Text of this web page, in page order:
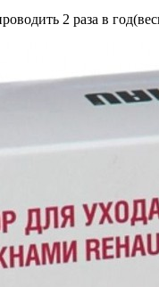
2 раза в